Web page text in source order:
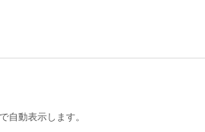
自動表示します。